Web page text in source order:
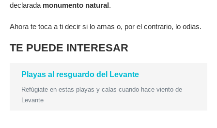
declarada monumento natural.
Ahora te toca a ti decir si lo amas o, por el contrario, lo odias.
TE PUEDE INTERESAR
Playas al resguardo del Levante
Refúgiate en estas playas y calas cuando hace viento de
Levante